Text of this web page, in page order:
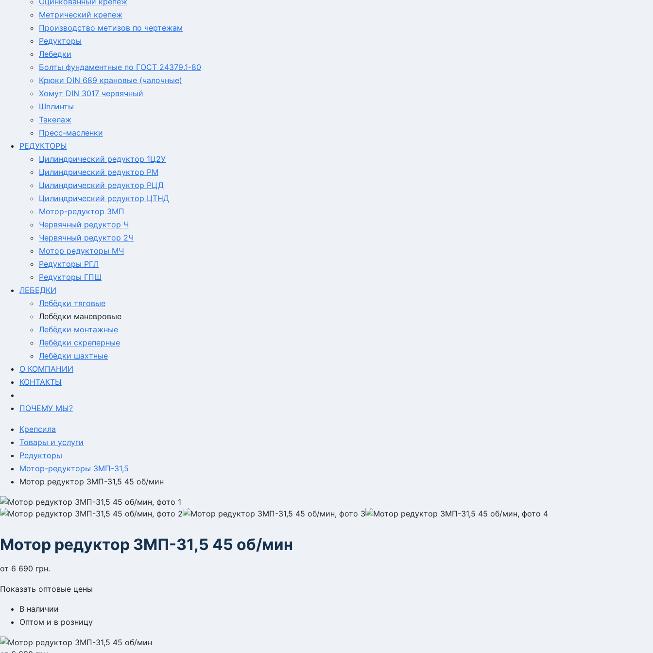
Метрический крепеж
Производство метизов по чертежам
Редукторы
Лебедки
Болты фундаментные по ГОСТ 24379.1-80
Крюки DIN 689 крановые (чалочные)
Хомут DIN 3017 червячный
Шплинты
Такелаж
Пресс-масленки
РЕДУКТОРЫ
Цилиндрический редуктор 1Ц2У
Цилиндрический редуктор РМ
Цилиндрический редуктор РЦД
Цилиндрический редуктор ЦТНД
Мотор-редуктор 3МП
Червячный редуктор Ч
Червячный редуктор 2Ч
Мотор редукторы МЧ
Редукторы РГЛ
Редукторы ГПШ
ЛЕБЕДКИ
Лебёдки тяговые
Лебёдки маневровые
Лебёдки монтажные
Лебёдки скреперные
Лебёдки шахтные
О КОМПАНИИ
КОНТАКТЫ
ПОЧЕМУ МЫ?
Крепсила
Товары и услуги
Редукторы
Мотор-редукторы 3МП-31,5
Мотор редуктор 3МП-31,5 45 об/мин
Мотор редуктор 3МП-31,5 45 об/мин
от 6 690 грн.
Показать оптовые цены
В наличии
Оптом и в розницу